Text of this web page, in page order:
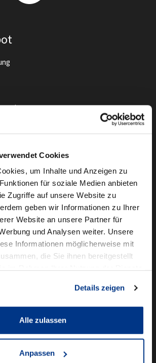
Cookies
um Inhalte und Anzeigen zu
für soziale Medien anbieten
Zugriffe auf unsere Website zu
geben wir Informationen zu Ihrer
Website an unsere Partner für
und Analysen weiter. Unsere
Informationen möglicherweise mit
die Sie ihnen bereitgestellt
Details zeigen
Alle zulassen
Anpassen
:plus
Class